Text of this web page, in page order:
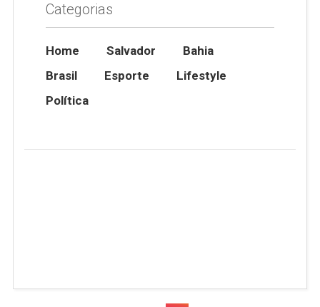
Categorias
Home Salvador
Bahia
Brasil
Esporte
Lifestyle
Política